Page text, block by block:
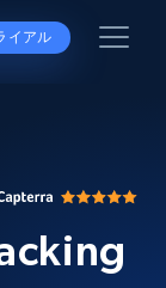
イアル